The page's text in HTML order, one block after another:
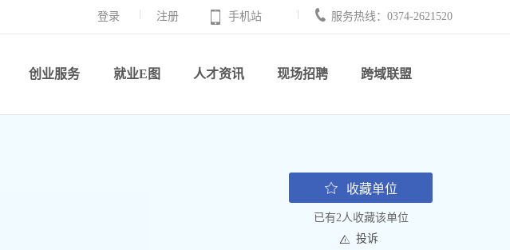
登录 注册 手机站 服务热线：0374-2621520
创业服务 就业E图 人才资讯 现场招聘 跨域联盟
收藏单位
已有2人收藏该单位
投诉